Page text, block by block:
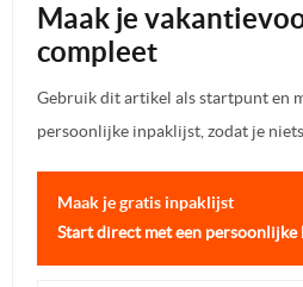
Maak je
compleet
Gebruik dit artikel als startpunt en
persoonlijke inpaklijst, zodat je
Maak je gratis inpaklijst
Start direct met een